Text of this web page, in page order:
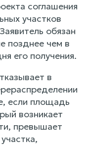
соглашения
участков
обязан
позднее чем в
его получения.
в
если площадь
возникает
превышает